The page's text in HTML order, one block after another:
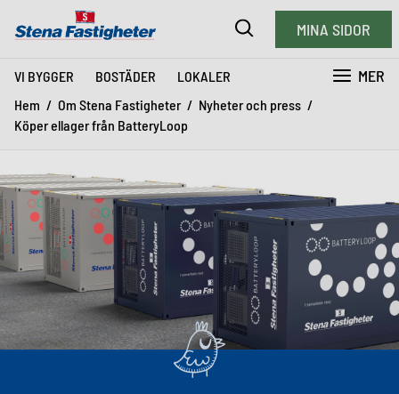
VI BYGGER BOSTÄDER LOKALER MER
MINA SIDOR
Hem Om Stena Fastigheter
Nyheter och press
Köper ellager från BatteryLoop